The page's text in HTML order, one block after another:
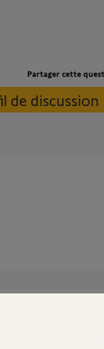
Partager cette
de discussion
de
pas a
j'ai
ou sur